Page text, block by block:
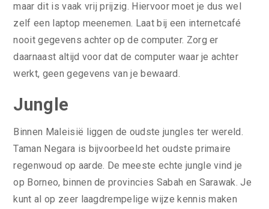
maar dit is vaak vrij prijzig. Hiervoor moet je dus wel
zelf een laptop meenemen. Laat bij een internetcafé
nooit gegevens achter op de computer. Zorg er
daarnaast altijd voor dat de computer waar je achter
werkt, geen gegevens van je bewaard.
Jungle
Binnen Maleisië liggen de oudste jungles ter wereld.
Taman Negara is bijvoorbeeld het oudste primaire
regenwoud op aarde. De meeste echte jungle vind je
op Borneo, binnen de provincies Sabah en Sarawak. Je
kunt al op zeer laagdrempelige wijze kennis maken